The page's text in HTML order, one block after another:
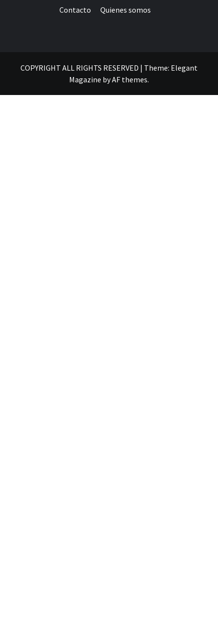
Contacto Quienes somos
COPYRIGHT ALL RIGHTS RESERVED | Theme: Elegant
Magazine byAF themes.